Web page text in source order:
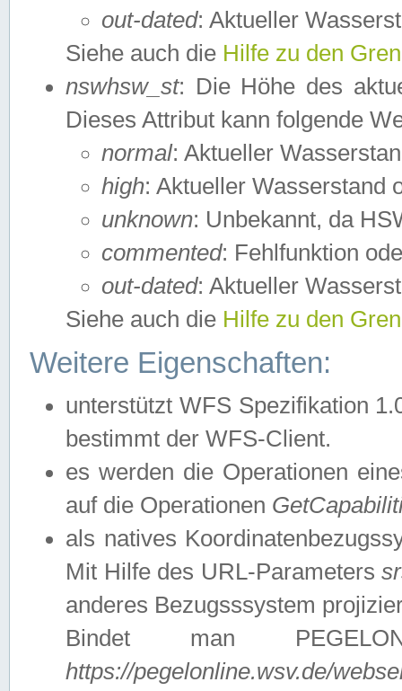
out-dated: Aktueller
Siehe auch die Hilfe zu den
nswhsw_st: Die Höhe des
Dieses Attribut kann folgende
normal: Aktueller
high: Aktueller Wasserstand
unknown: Unbekannt, da
commented: Fehlfunktion
out-dated: Aktueller
Siehe auch die Hilfe zu den
Weitere Eigenschaften:
unterstützt WFS Spezifikation
bestimmt der WFS-Client.
es werden die Operationen
auf die Operationen
als natives
Mit Hilfe des URL-Parameters
anderes Bezugsssystem
Bindet man
https://pegelonline.wsv.de/